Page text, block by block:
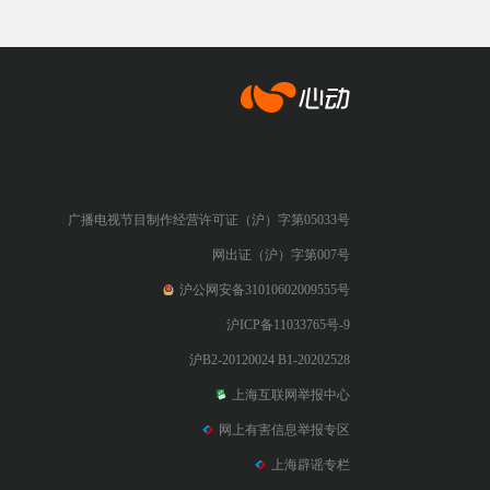
广播电视节目制作经营许可证（沪）字第05033号
网出证（沪）字第007号
沪公网安备31010602009555号
沪ICP备11033765号-9
沪B2-20120024 B1-20202528
上海互联网举报中心
网上有害信息举报专区
上海辟谣专栏
心动网络